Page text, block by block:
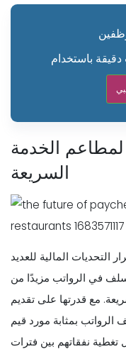
الخدمة
السريعة
التحديات المالية للعديد
في الرواتب مزيدًا من
مع قدرتها على تقديم
الرواتب بمثابة مورد قيم
نفقاتهم بين فترات